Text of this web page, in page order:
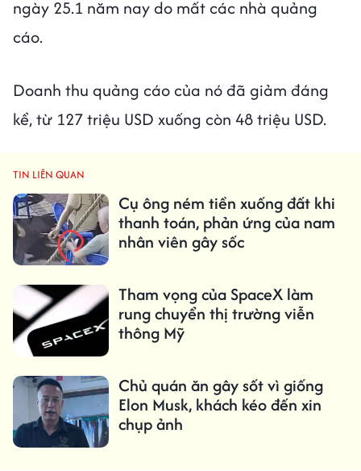
ngày 25.1 năm nay do mất các nhà quảng
cáo.
Doanh thu quảng cáo của nó đã giảm đáng
kể, từ 127 triệu USD xuống còn 48 triệu USD.
TIN LIÊN QUAN
Cụ ông ném tiền xuống đất khi
thanh toán, phản ứng của nam
nhân viên gây sốc
Tham vọng của SpaceX làm
rung chuyển thị trường viễn
thông Mỹ
Chủ quán ăn gây sốt vì giống
Elon Musk, khách kéo đến xin
chụp ảnh